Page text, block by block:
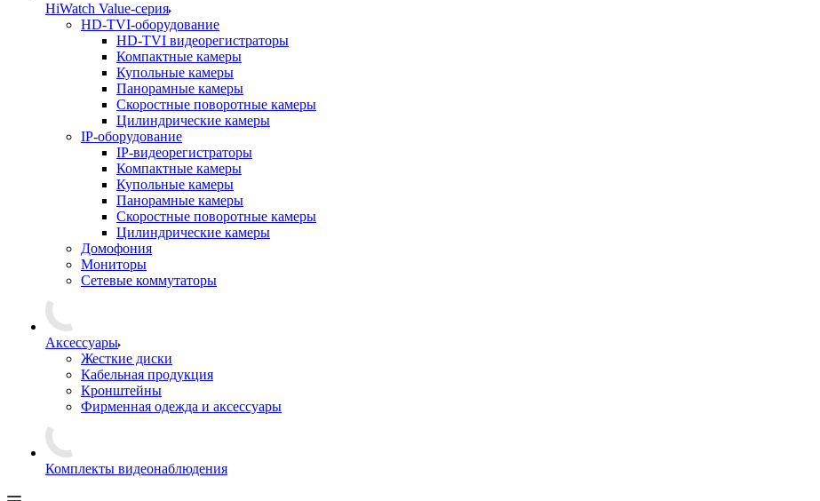
HiWatch Value-серия
HD-TVI-оборудование
HD-TVI видеорегистраторы
Компактные камеры
Купольные камеры
Панорамные камеры
Скоростные поворотные камеры
Цилиндрические камеры
IP-оборудование
IP-видеорегистраторы
Компактные камеры
Купольные камеры
Панорамные камеры
Скоростные поворотные камеры
Цилиндрические камеры
Домофония
Мониторы
Сетевые коммутаторы
Аксессуары
Жесткие диски
Кабельная продукция
Кронштейны
Фирменная одежда и аксессуары
Комплекты видеонаблюдения